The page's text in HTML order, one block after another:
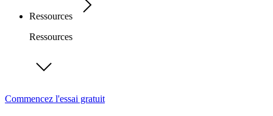
Ressources
Ressources
Commencez l'essai gratuit